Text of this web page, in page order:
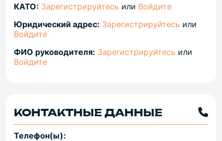
КАТО: Зарегистрируйтесь или Войдите
Юридический адрес: Зарегистрируйтесь или
Войдите
ФИО руководителя: Зарегистрируйтесь или
Войдите
КОНТАКТНЫЕ ДАННЫЕ
Телефон(ы):